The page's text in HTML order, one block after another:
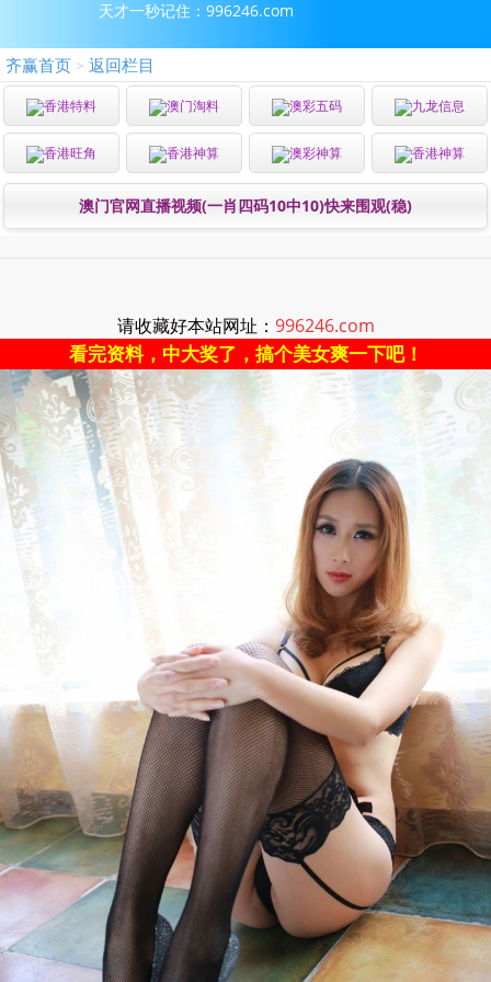
天才一秒记住：996246.com
齐赢首页 > 返回栏目
香港特料 澳门淘料 澳彩五码 九龙信息
香港旺角 香港神算 澳彩神算 香港神算
澳门官网直播视频(一肖四码10中10)快来围观(稳)
请收藏好本站网址： 996246.com
看完资料，中大奖了，搞个美女爽一下吧！